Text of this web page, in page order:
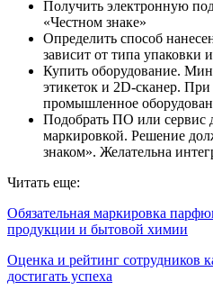
Получить электронную
«Честном знаке»
Определить способ
зависит от типа упаковки
Купить оборудование.
этикеток и 2D-сканер.
промышленное
Подобрать ПО или сервис
маркировкой. Решение
знаком». Желательна
Читать еще:
Обязательная маркировка
продукции и бытовой химии
Оценка и рейтинг сотрудников
достигать успеха